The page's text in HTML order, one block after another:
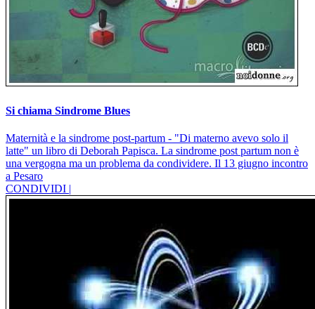
Si chiama Sindrome Blues
Maternità e la sindrome post-partum - "Di materno avevo solo il
latte" un libro di Deborah Papisca. La sindrome post partum non è
una vergogna ma un problema da condividere. Il 13 giugno incontro
a Pesaro
CONDIVIDI |